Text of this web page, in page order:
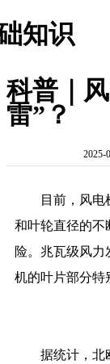
知识
科普｜
雷”？
2025-
目前，风
和叶轮直径的不
险。兆瓦级风力
机的叶片部分特
据统计，北